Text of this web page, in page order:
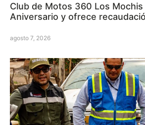
Club de Motos 360 Los Mochis
Aniversario y ofrece
agosto 7, 2026